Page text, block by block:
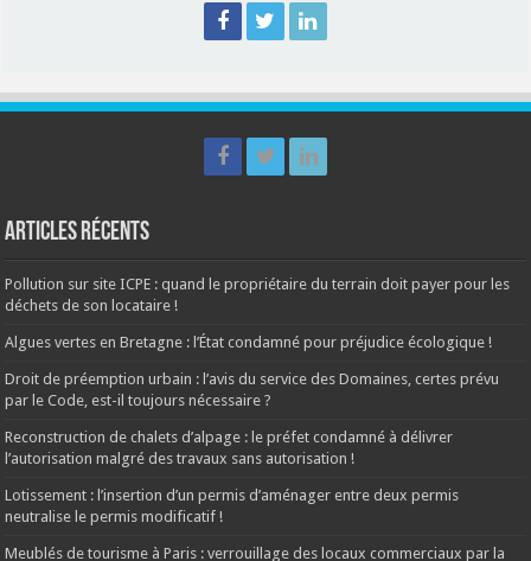
Articles récents
Pollution sur site ICPE : quand le propriétaire du terrain doit payer pour les
déchets de son locataire !
Algues vertes en Bretagne : l’État condamné pour préjudice écologique !
Droit de préemption urbain : l’avis du service des Domaines, certes prévu
par le Code, est-il toujours nécessaire ?
Reconstruction de chalets d’alpage : le préfet condamné à délivrer
l’autorisation malgré des travaux sans autorisation !
Lotissement : l’insertion d’un permis d’aménager entre deux permis
neutralise le permis modificatif !
Meublés de tourisme à Paris : verrouillage des locaux commerciaux par la